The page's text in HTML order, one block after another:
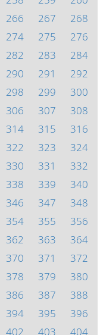
266 267
268
274 275
276
282 283
284
290 291
292
298 299
300
306 307
308
314 315
316
322 323
324
330 331
332
338 339
340
346 347
348
354 355
356
362 363
364
370 371
372
378 379
380
386 387
388
394 395
396
402 403 404